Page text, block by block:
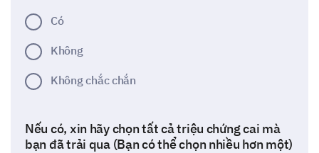
Có
Không
Không chắc chắn
Nếu có, xin hãy chọn tất cả triệu chứng cai mà
bạn đã trải qua (Bạn có thể chọn nhiều hơn một)